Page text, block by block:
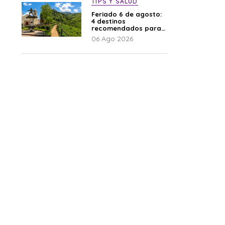
Feriado 6 de agosto:
4 destinos
recomendados para
disfrutar el descanso
06 Ago 2026